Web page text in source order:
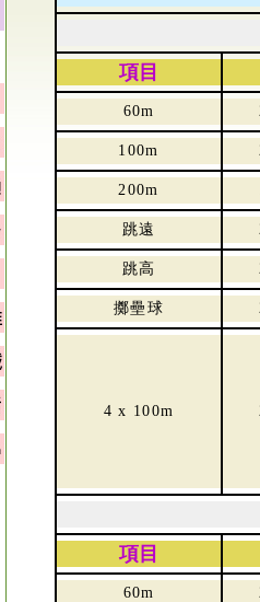
項目
60m
100m
200m
跳遠
跳高
擲壘球
4 x 100m
項目
60m